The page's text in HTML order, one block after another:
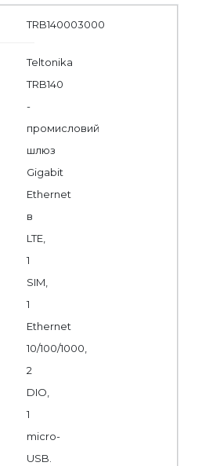
TRB140003000
Teltonika
TRB140
-
промисловий
шлюз
Gigabit
Ethernet
в
LTE,
1
SIM,
1
Ethernet
10/100/1000,
2
DIO,
1
micro-
USB.